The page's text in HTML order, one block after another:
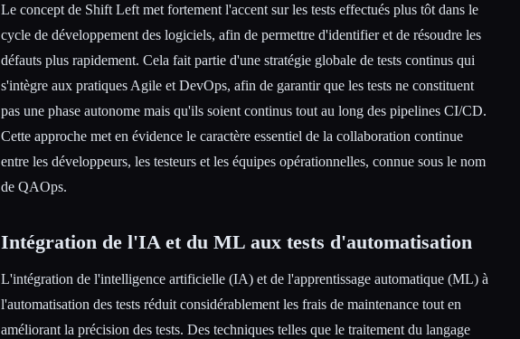
Le concept de Shift Left met fortement l'accent sur les tests effectués plus tôt dans le
cycle de développement des logiciels, afin de permettre d'identifier et de résoudre les
défauts plus rapidement. Cela fait partie d'une stratégie globale de tests continus qui
s'intègre aux pratiques Agile et DevOps, afin de garantir que les tests ne constituent
pas une phase autonome mais qu'ils soient continus tout au long des pipelines CI/CD.
Cette approche met en évidence le caractère essentiel de la collaboration continue
entre les développeurs, les testeurs et les équipes opérationnelles, connue sous le nom
de QAOps.
Intégration de l'IA et du ML aux tests d'automatisation
L'intégration de l'intelligence artificielle (IA) et de l'apprentissage automatique (ML) à
l'automatisation des tests réduit considérablement les frais de maintenance tout en
améliorant la précision des tests. Des techniques telles que le traitement du langage